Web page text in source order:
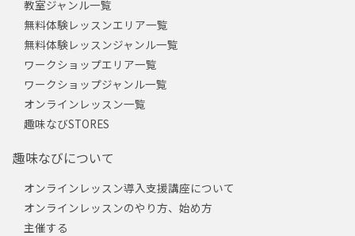
教室ジャンル一覧
無料体験レッスンエリア一覧
無料体験レッスンジャンル一覧
ワークショップエリア一覧
ワークショップジャンル一覧
オンラインレッスン一覧
趣味なびSTORES
趣味なびについて
オンラインレッスン導入支援講座について
オンラインレッスンのやり方、始め方
主催する